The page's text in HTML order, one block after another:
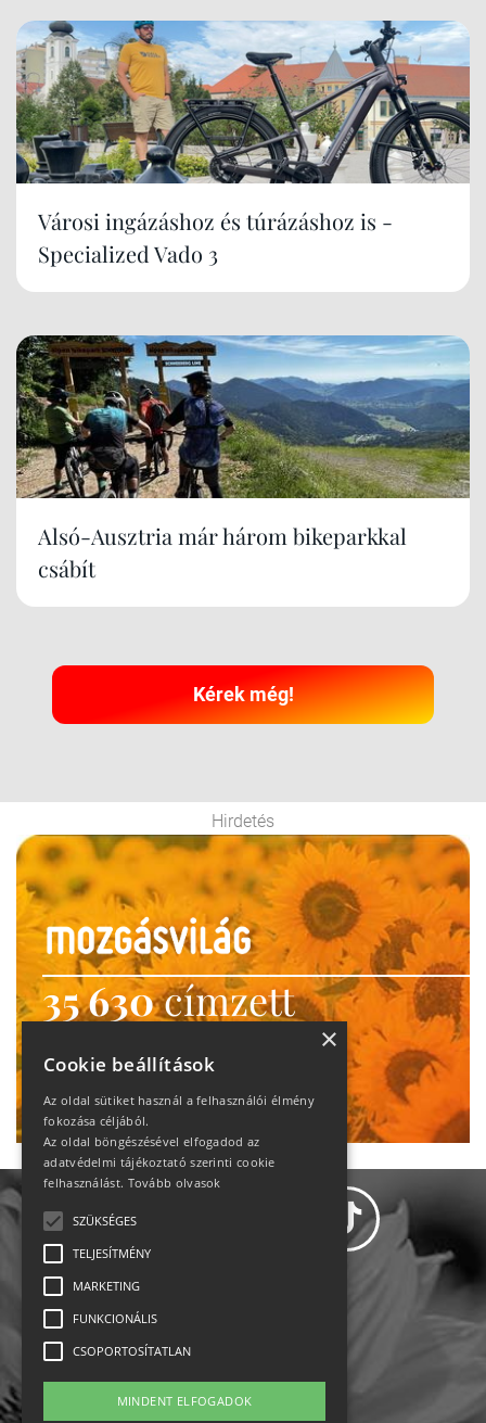
Városi ingázáshoz és túrázáshoz is -
Specialized Vado 3
Alsó-Ausztria már három bikeparkkal
csábít
Kérek még!
Hirdetés
35 630címzett
heti motiváció
Ne maradj le!
Állásajánlatok
Impresszum-kapcsolat
×
Cookie beállítások
Az oldal sütiket használ a felhasználói élmény
fokozása céljából.
Az oldal böngészésével elfogadod az
adatvédelmi tájékoztató szerinti cookie
felhasználást. Tovább olvasok
SZÜKSÉGES
TELJESÍTMÉNY
MARKETING
FUNKCIONÁLIS
CSOPORTOSÍTATLAN
MINDENT ELFOGADOK